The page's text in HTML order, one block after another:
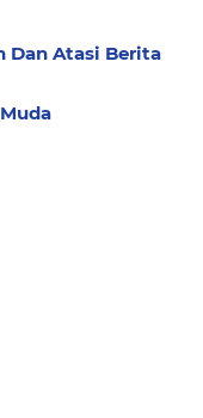
Dan Atasi Berita